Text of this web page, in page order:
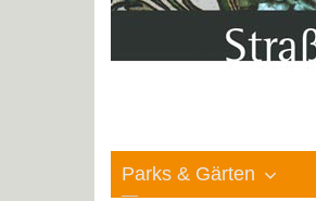
Parks & Gärten